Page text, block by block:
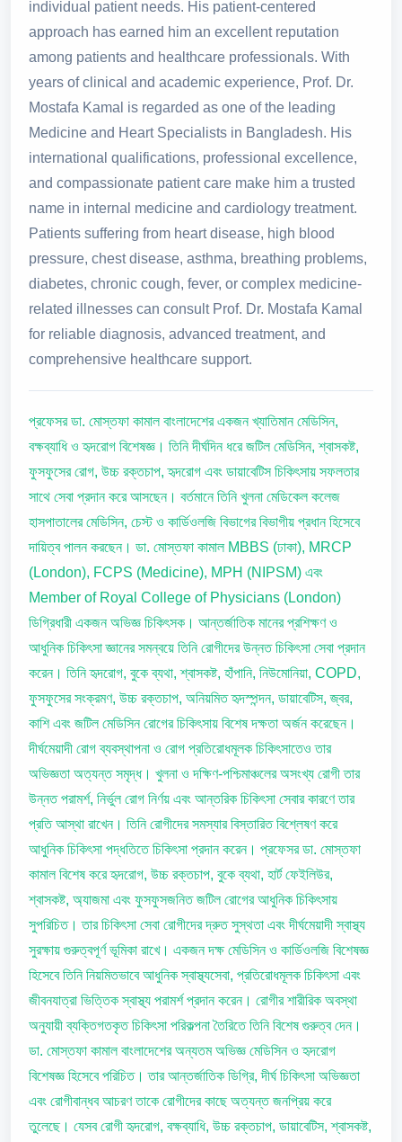
individual patient needs. His patient-centered
approach has earned him an excellent reputation
among patients and healthcare professionals. With
years of clinical and academic experience, Prof. Dr.
Mostafa Kamal is regarded as one of the leading
Medicine and Heart Specialists in Bangladesh. His
international qualifications, professional excellence,
and compassionate patient care make him a trusted
name in internal medicine and cardiology treatment.
Patients suffering from heart disease, high blood
pressure, chest disease, asthma, breathing problems,
diabetes, chronic cough, fever, or complex medicine-
related illnesses can consult Prof. Dr. Mostafa Kamal
for reliable diagnosis, advanced treatment, and
comprehensive healthcare support.
প্রফেসর ডা. মোস্তফা কামাল বাংলাদেশের একজন খ্যাতিমান মেডিসিন,
বক্ষব্যাধি ও হৃদরোগ বিশেষজ্ঞ। তিনি দীর্ঘদিন ধরে জটিল মেডিসিন, শ্বাসকষ্ট,
ফুসফুসের রোগ, উচ্চ রক্তচাপ, হৃদরোগ এবং ডায়াবেটিস চিকিৎসায় সফলতার
সাথে সেবা প্রদান করে আসছেন। বর্তমানে তিনি খুলনা মেডিকেল কলেজ
হাসপাতালের মেডিসিন, চেস্ট ও কার্ডিওলজি বিভাগের বিভাগীয় প্রধান হিসেবে
দায়িত্ব পালন করছেন। ডা. মোস্তফা কামাল MBBS (ঢাকা), MRCP
(London), FCPS (Medicine), MPH (NIPSM) এবং
Member of Royal College of Physicians (London)
ডিগ্রিধারী একজন অভিজ্ঞ চিকিৎসক। আন্তর্জাতিক মানের প্রশিক্ষণ ও
আধুনিক চিকিৎসা জ্ঞানের সমন্বয়ে তিনি রোগীদের উন্নত চিকিৎসা সেবা প্রদান
করেন। তিনি হৃদরোগ, বুকে ব্যথা, শ্বাসকষ্ট, হাঁপানি, নিউমোনিয়া, COPD,
ফুসফুসের সংক্রমণ, উচ্চ রক্তচাপ, অনিয়মিত হৃদস্পন্দন, ডায়াবেটিস, জ্বর,
কাশি এবং জটিল মেডিসিন রোগের চিকিৎসায় বিশেষ দক্ষতা অর্জন করেছেন।
দীর্ঘমেয়াদী রোগ ব্যবস্থাপনা ও রোগ প্রতিরোধমূলক চিকিৎসাতেও তার
অভিজ্ঞতা অত্যন্ত সমৃদ্ধ। খুলনা ও দক্ষিণ-পশ্চিমাঞ্চলের অসংখ্য রোগী তার
উন্নত পরামর্শ, নির্ভুল রোগ নির্ণয় এবং আন্তরিক চিকিৎসা সেবার কারণে তার
প্রতি আস্থা রাখেন। তিনি রোগীদের সমস্যার বিস্তারিত বিশ্লেষণ করে
আধুনিক চিকিৎসা পদ্ধতিতে চিকিৎসা প্রদান করেন। প্রফেসর ডা. মোস্তফা
কামাল বিশেষ করে হৃদরোগ, উচ্চ রক্তচাপ, বুকে ব্যথা, হার্ট ফেইলিউর,
শ্বাসকষ্ট, অ্যাজমা এবং ফুসফুসজনিত জটিল রোগের আধুনিক চিকিৎসায়
সুপরিচিত। তার চিকিৎসা সেবা রোগীদের দ্রুত সুস্থতা এবং দীর্ঘমেয়াদী স্বাস্থ্য
সুরক্ষায় গুরুত্বপূর্ণ ভূমিকা রাখে। একজন দক্ষ মেডিসিন ও কার্ডিওলজি বিশেষজ্ঞ
হিসেবে তিনি নিয়মিতভাবে আধুনিক স্বাস্থ্যসেবা, প্রতিরোধমূলক চিকিৎসা এবং
জীবনযাত্রা ভিত্তিক স্বাস্থ্য পরামর্শ প্রদান করেন। রোগীর শারীরিক অবস্থা
অনুযায়ী ব্যক্তিগতকৃত চিকিৎসা পরিকল্পনা তৈরিতে তিনি বিশেষ গুরুত্ব দেন।
ডা. মোস্তফা কামাল বাংলাদেশের অন্যতম অভিজ্ঞ মেডিসিন ও হৃদরোগ
বিশেষজ্ঞ হিসেবে পরিচিত। তার আন্তর্জাতিক ডিগ্রি, দীর্ঘ চিকিৎসা অভিজ্ঞতা
এবং রোগীবান্ধব আচরণ তাকে রোগীদের কাছে অত্যন্ত জনপ্রিয় করে
তুলেছে। যেসব রোগী হৃদরোগ, বক্ষব্যাধি, উচ্চ রক্তচাপ, ডায়াবেটিস, শ্বাসকষ্ট,